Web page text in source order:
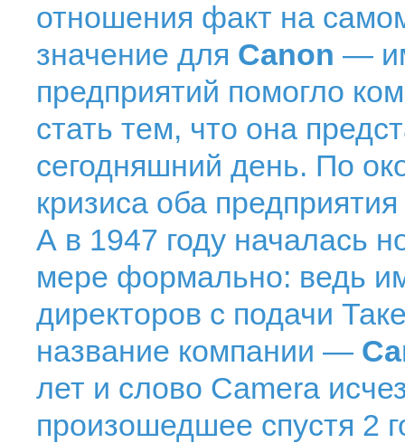
отношения факт на
значение для Canon —
предприятий помогло
стать тем, что она
сегодняшний день. По
кризиса оба
А в 1947 году началась
мере формально: ведь
директоров с подачи
название компании —
лет и слово Camera
произошедшее спустя 2